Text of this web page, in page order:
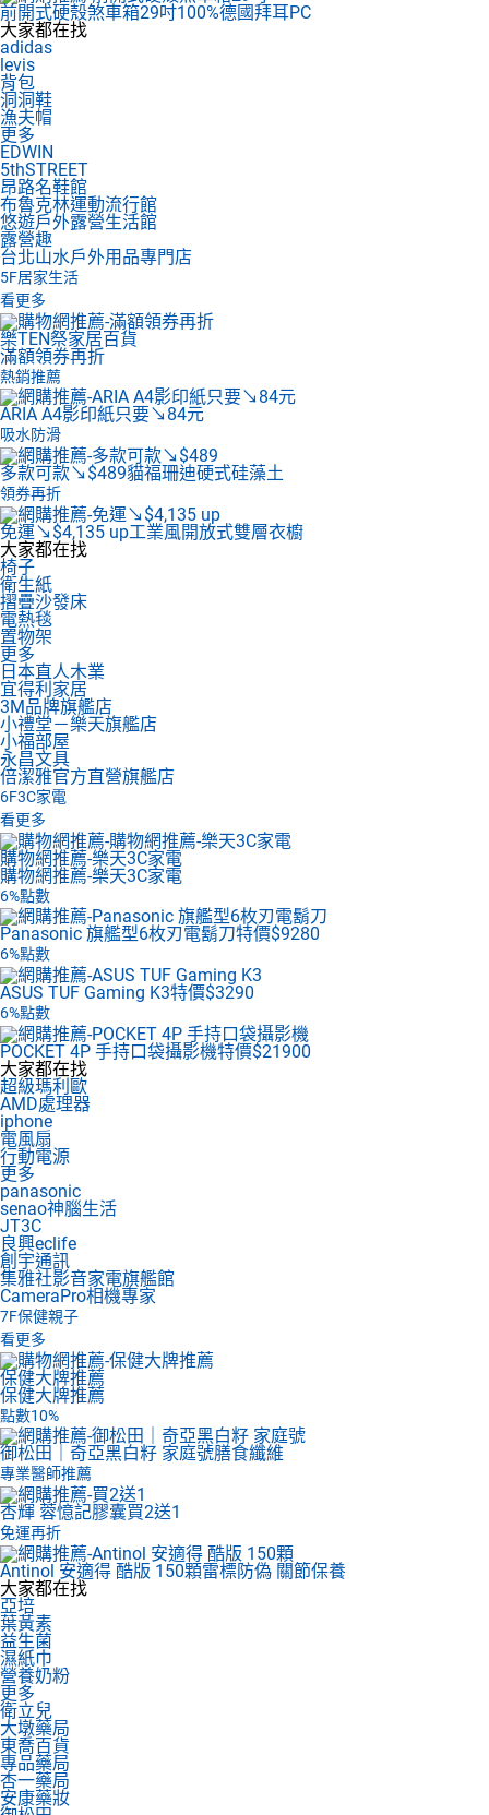
前開式硬殼煞車箱29吋100%德國拜耳PC
大家都在找
adidas
levis
背包
洞洞鞋
漁夫帽
更多
EDWIN
5thSTREET
昂路名鞋館
布魯克林運動流行館
悠遊戶外露營生活館
露營趣
台北山水戶外用品專門店
5F居家生活
看更多
樂TEN祭家居百貨
滿額領券再折
熱銷推薦
ARIA A4影印紙只要↘84元
吸水防滑
多款可款↘$489貓福珊迪硬式硅藻土
領券再折
免運↘$4,135 up工業風開放式雙層衣櫥
大家都在找
椅子
衛生紙
摺疊沙發床
電熱毯
置物架
更多
日本直人木業
宜得利家居
3M品牌旗艦店
小禮堂－樂天旗艦店
小福部屋
永昌文具
倍潔雅官方直營旗艦店
6F3C家電
看更多
購物網推薦-樂天3C家電
購物網推薦-樂天3C家電
6%點數
Panasonic 旗艦型6枚刃電鬍刀特價$9280
6%點數
ASUS TUF Gaming K3特價$3290
6%點數
POCKET 4P 手持口袋攝影機特價$21900
大家都在找
超級瑪利歐
AMD處理器
iphone
電風扇
行動電源
更多
panasonic
senao神腦生活
JT3C
良興eclife
創宇通訊
集雅社影音家電旗艦館
CameraPro相機專家
7F保健親子
看更多
保健大牌推薦
保健大牌推薦
點數10%
御松田｜奇亞黑白籽 家庭號膳食纖維
專業醫師推薦
杏輝 蓉憶記膠囊買2送1
免運再折
Antinol 安適得 酷版 150顆雷標防偽 關節保養
大家都在找
亞培
葉黃素
益生菌
濕紙巾
營養奶粉
更多
衛立兒
大墩藥局
東喬百貨
專品藥局
杏一藥局
安康藥妝